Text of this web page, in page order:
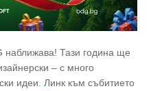
наближава! Тази година ще
– с много
идеи. Линк към събитието